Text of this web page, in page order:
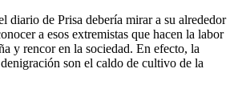
diario de Prisa debería mirar a su alrededor
a esos extremistas que hacen la labor
y rencor en la sociedad. En efecto, la
son el caldo de cultivo de la